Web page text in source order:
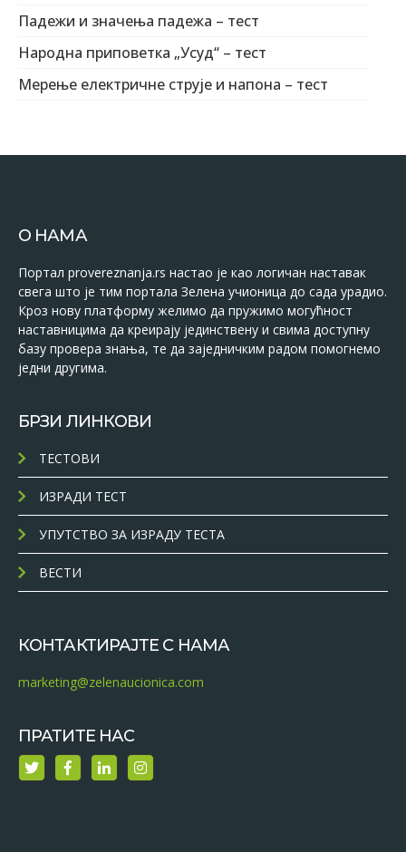
Падежи и значења падежа – тест
Народна приповетка „Усуд“ – тест
Мерење електричне струје и напона – тест
О НАМА
Портал provereznanja.rs настао је као логичан наставак
свега што је тим портала Зелена учионица до сада урадио.
Кроз нову платформу желимо да пружимо могућност
наставницима да креирају јединствену и свима доступну
базу провера знања, те да заједничким радом помогнемо
једни другима.
БРЗИ ЛИНКОВИ
ТЕСТОВИ
ИЗРАДИ ТЕСТ
УПУТСТВО ЗА ИЗРАДУ ТЕСТА
ВЕСТИ
КОНТАКТИРАЈТЕ С НАМА
marketing@zelenaucionica.com
ПРАТИТЕ НАС